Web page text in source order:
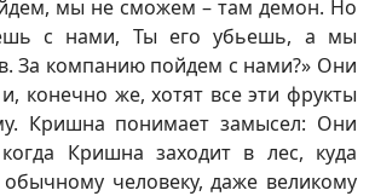
мы не сможем – там демон. Но
с нами, Ты его убьешь, а мы
За компанию пойдем с нами?» Они
конечно же, хотят все эти фрукты
Кришна понимает замысел: Они
Кришна заходит в лес, куда
человеку, даже великому